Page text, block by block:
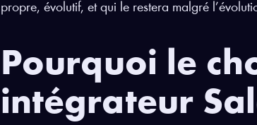
propre, évolutif, et qui le restera malgré
Pourquoi le
intégrateur